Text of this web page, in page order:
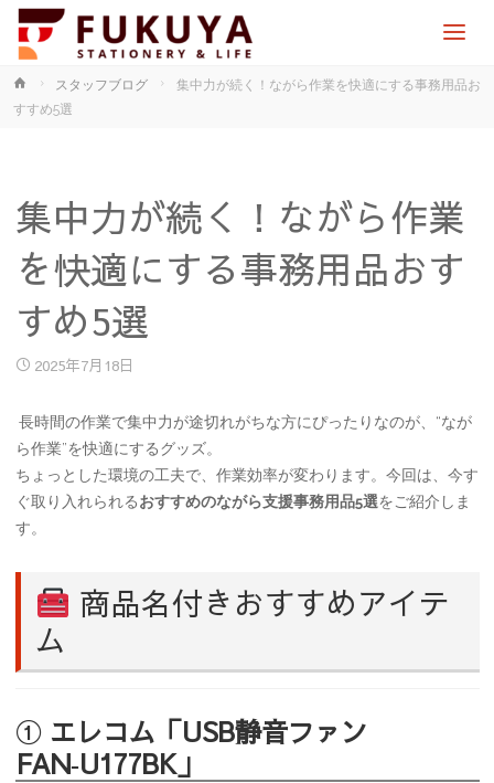
ホ
ー
スタッフブログ
集中力が続く！ながら作業を快適にする事務用品お
すすめ5選
集中力が続く！ながら作業
を快適にする事務用品おす
すめ5選
2025年7月18日
長時間の作業で集中力が途切れがちな方にぴったりなのが、“なが
ら作業”を快適にするグッズ。
ちょっとした環境の工夫で、作業効率が変わります。今回は、今す
ぐ取り入れられるおすすめのながら支援事務用品5選をご紹介しま
す。
商品名付きおすすめアイテ
ム
① エレコム「USB静音ファン
FAN‑U177BK」